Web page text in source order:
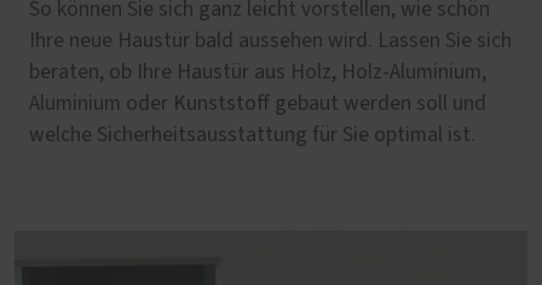
So können Sie sich ganz leicht vorstellen, wie schön
Ihre neue Haustür bald aussehen wird. Lassen Sie sich
beraten, ob Ihre Haustür aus Holz, Holz-Aluminium,
Aluminium oder Kunststoff gebaut werden soll und
welche Sicherheitsausstattung für Sie optimal ist.